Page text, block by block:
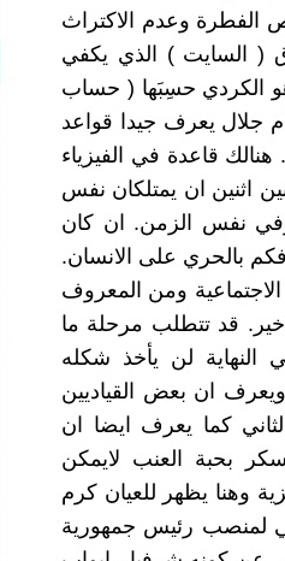
الفطرة وعدم الاكتراث
( السايت ) الذي يكفي
الكردي حسِبَها ( حساب
يعرف جيدا قواعد
هنالك قاعدة في الفيزياء
اثنين ان يمتلكان نفس
وفي نفس الزمن. ان كان
بالحري على الانسان.
ومن المعروف
قد تتطلب مرحلة ما
لن يأخذ شكله
ان بعض القياديين
كما يعرف ايضا ان
بحبة العنب لايمكن
وهنا يظهر للعيان كرم
لمنصب رئيس جمهورية